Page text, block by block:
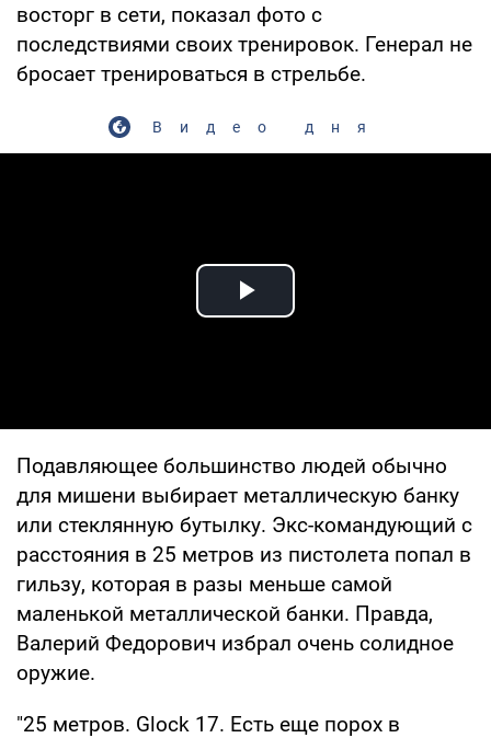
восторг в сети, показал фото с
последствиями своих тренировок. Генерал не
бросает тренироваться в стрельбе.
Видео дня
Play Video
Подавляющее большинство людей обычно
для мишени выбирает металлическую банку
или стеклянную бутылку. Экс-командующий с
расстояния в 25 метров из пистолета попал в
гильзу, которая в разы меньше самой
маленькой металлической банки. Правда,
Валерий Федорович избрал очень солидное
оружие.
"25 метров. Glock 17. Есть еще порох в